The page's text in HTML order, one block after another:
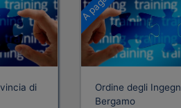
di
Ordine degli
Bergamo